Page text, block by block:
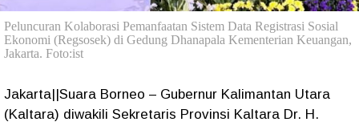
Peluncuran Kolaborasi Pemanfaatan Sistem Data Registrasi Sosial
Ekonomi (Regsosek) di Gedung Dhanapala Kementerian Keuangan,
Jakarta. Foto:ist
Jakarta||Suara Borneo – Gubernur Kalimantan Utara
(Kaltara) diwakili Sekretaris Provinsi Kaltara Dr. H.